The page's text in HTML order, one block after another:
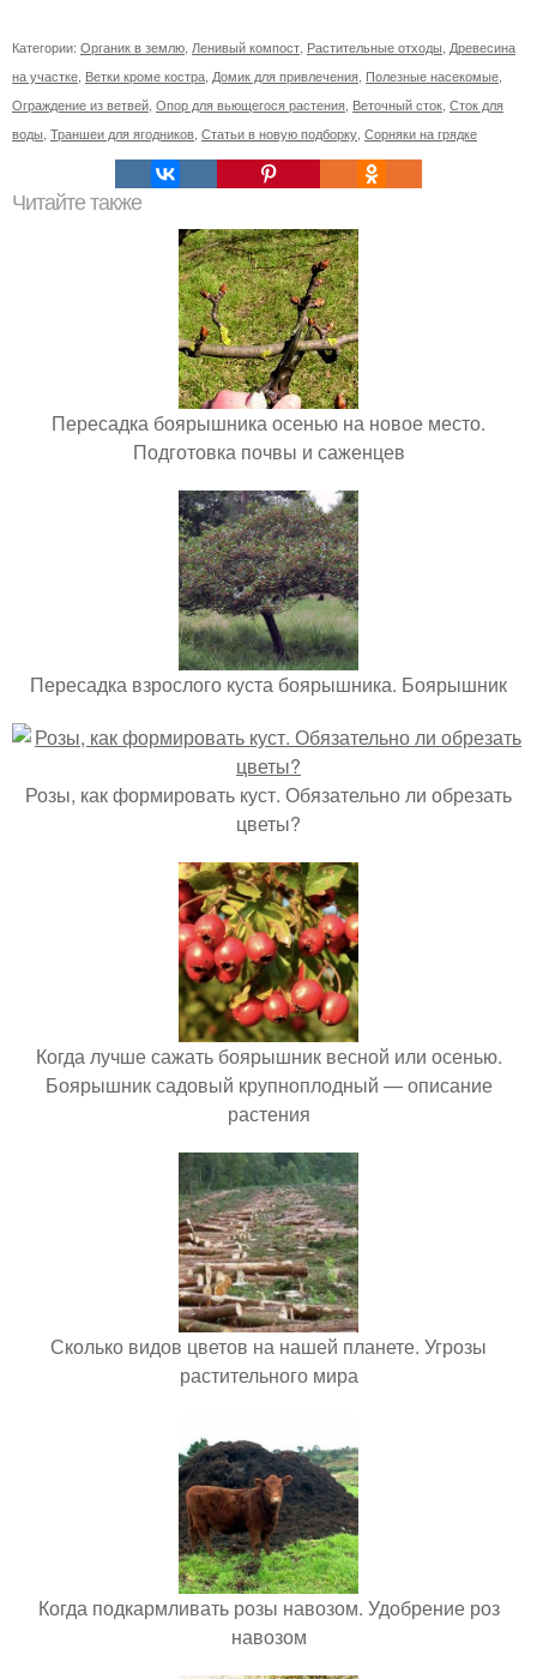
Категории: Органик в землю Ленивый компост Растительные отходы Древесина
на участке Ветки кроме костра Домик для привлечения Полезные насекомые
Ограждение из ветвей Опор для вьющегося растения Веточный сток Сток для
воды Траншеи для ягодников Статьи в новую подборку Сорняки на грядке
Читайте также
Пересадка боярышника осенью на новое место.
Подготовка почвы и саженцев
Пересадка взрослого куста боярышника. Боярышник
Розы, как формировать куст. Обязательно ли обрезать
цветы?
Когда лучше сажать боярышник весной или осенью.
Боярышник садовый крупноплодный — описание
растения
Сколько видов цветов на нашей планете. Угрозы
растительного мира
Когда подкармливать розы навозом. Удобрение роз
навозом